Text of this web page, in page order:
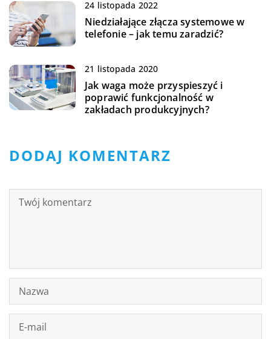
24 listopada 2022
Niedziałające złącza systemowe w
telefonie – jak temu zaradzić?
21 listopada 2020
Jak waga może przyspieszyć i
poprawić funkcjonalność w
zakładach produkcyjnych?
DODAJ KOMENTARZ